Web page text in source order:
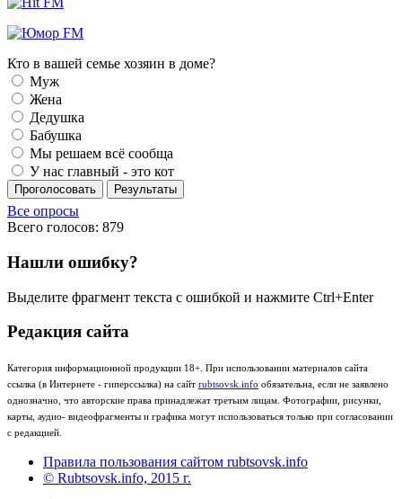
Кто в вашей семье хозяин в доме?
Муж
Жена
Дедушка
Бабушка
Мы решаем всё сообща
У нас главный - это кот
Проголосовать Результаты
Все опросы
Всего голосов: 879
Нашли ошибку?
Выделите фрагмент текста с ошибкой и нажмите Ctrl+Enter
Редакция сайта
Категория информационной продукции 18+. При использовании материалов сайта
ссылка (в Интернете - гиперссылка) на сайт rubtsovsk.info обязательна, если не заявлено
однозначно, что авторские права принадлежат третьим лицам. Фотографии, рисунки,
карты, аудио- видеофрагменты и графика могут использоваться только при согласовании
с редакцией.
Правила пользования сайтом rubtsovsk.info
© Rubtsovsk.info, 2015 г.